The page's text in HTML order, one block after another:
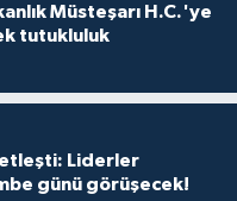
Müsteşarı H.C.'ye
tutukluluk
Liderler
günü görüşecek!